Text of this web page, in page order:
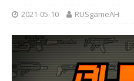
2021-05-10 RUSgameAH